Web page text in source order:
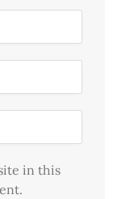
in this